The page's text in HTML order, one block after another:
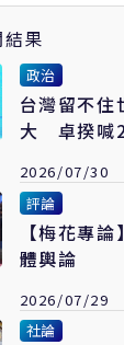
果
政治
台灣留不住
大 卓揆喊
2026/07/30
評論
【梅花專論】別
體輿論
2026/07/29
社論